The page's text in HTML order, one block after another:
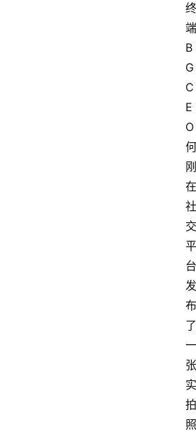
终
端
B
G
C
E
O
何
刚
在
社
交
平
台
发
布
了
一
张
实
拍
照